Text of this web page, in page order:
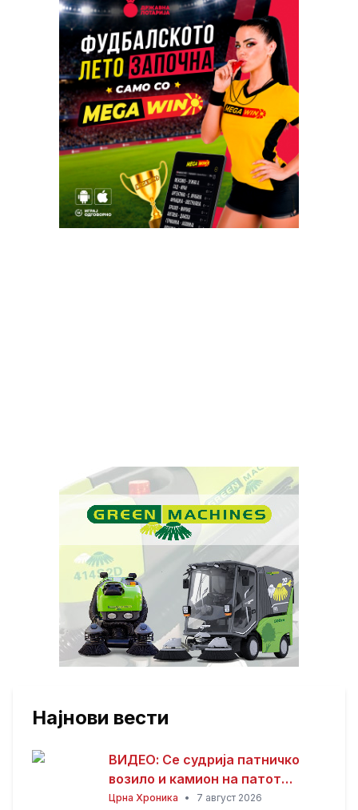
Најнови вести
ВИДЕО: Се судрија патничко
возило и камион на патот
Гостивар – Страж
Црна Хроника • 7 август 2026